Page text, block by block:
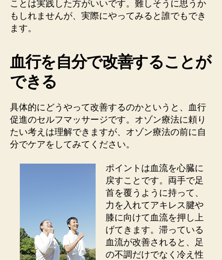
ことは実践した方がいいです。難しそうに思うか
もしれませんが、実際にやってみると誰でもでき
ます。
血行を自分で改善することが
できる
具体的にどうやって改善するのかというと、血行
促進のセルフマッサージです。オゾン療法に頼り
たい考えは理解できますが、オゾン療法の前に自
分でケアをしてみてください。
ポイントは血流を心臓に
戻すことです。両手で足
首を覆うように持って、
力を入れてアキレス腱や
膝に向けて血流を押し上
げてきます。滞っている
血流が改善されると、足
の不調だけでなく冷え性